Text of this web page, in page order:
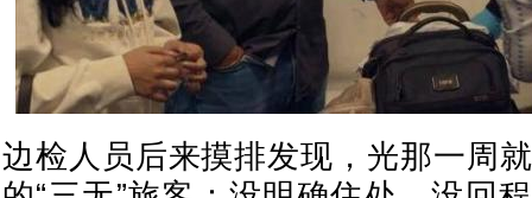
边检人员后来摸排发现，光那一周